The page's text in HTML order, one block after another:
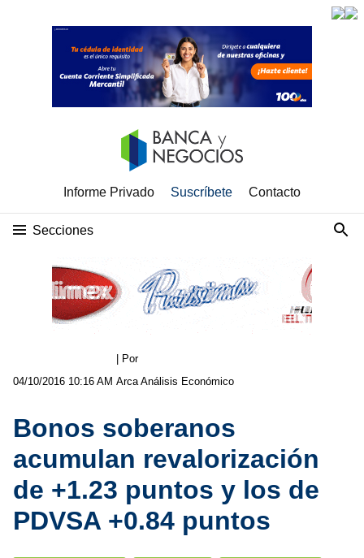
Informe Privado Suscríbete Contacto
Secciones
04/10/2016 10:16 AM
| Por
Arca Análisis Económico
Bonos soberanos
acumulan revalorización
de +1.23 puntos y los de
PDVSA +0.84 puntos